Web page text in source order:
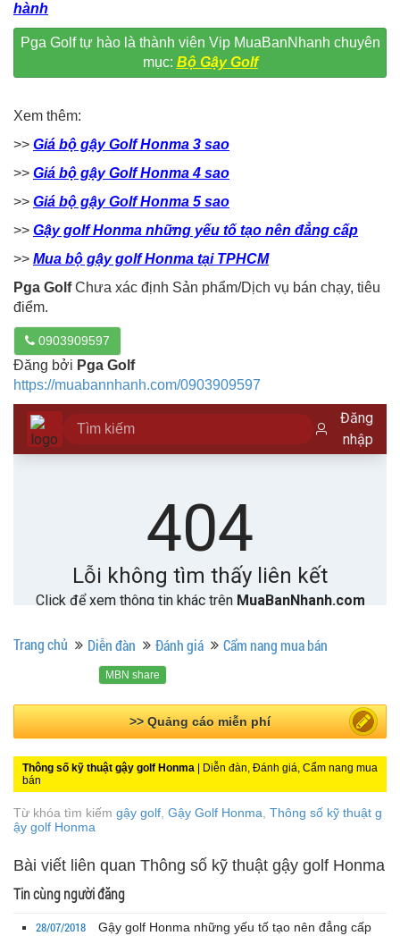
hành
Pga Golf tự hào là thành viên Vip MuaBanNhanh chuyên
mục: Bộ Gậy Golf
Xem thêm:
>> Giá bộ gậy Golf Honma 3 sao
>> Giá bộ gậy Golf Honma 4 sao
>> Giá bộ gậy Golf Honma 5 sao
>> Gậy golf Honma những yếu tố tạo nên đẳng cấp
>> Mua bộ gậy golf Honma tại TPHCM
Pga GolfChưa xác định Sản phẩm/Dịch vụ bán chạy, tiêu
điểm.
0903909597
Đăng bởi Pga Golf
https://muabannhanh.com/0903909597
Trang chủ Diễn đàn Đánh giá Cẩm nang mua bán
MBN share
>> Bài PR miễn phí
Thông số kỹ thuật gậy golf Honma | Diễn đàn, Đánh giá, Cẩm nang mua
bán
Từ khóa tìm kiếm gậy golf Gậy Golf Honma Thông số kỹ thuật g
ậy golf Honma
Bài viết liên quan Thông số kỹ thuật gậy golf Honma
Tin cùng người đăng
28/07/2018 Gậy golf Honma những yếu tố tạo nên đẳng cấp